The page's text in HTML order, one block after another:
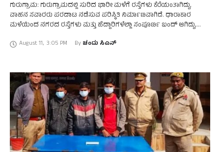
ಗುರುಗ್ರಾಮ: ಗುರುಗ್ರಾಮದಲ್ಲಿ ಸುರಿದ ಭಾರೀ ಮಳೆಗೆ ರಸ್ತೆಗಳು ಕೆರೆಯಂತಾಗಿದ್ದು,
ವಾಹನ ಸವಾರರು ಪರದಾಟ ನಡೆಸುವ ಪರಿಸ್ಥಿತಿ ನಿರ್ಮಾಣವಾಗಿದೆ. ಧಾರಾಕಾರ
ಮಳೆಯಿಂದ ನಗರದ ರಸ್ತೆಗಳು ಮತ್ತು ಹೆದ್ದಾರಿಗಳೆಲ್ಲಾ ಸಂಪೂರ್ಣ ಬಂದ್‌ ಆಗಿದ್ದು,
ಮಳೆಯಾಗಿರುವ …
August 11, 3:05 PM By ಚಂದು ಸಿಎನ್